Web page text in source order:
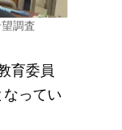
調査
育委員
ってい